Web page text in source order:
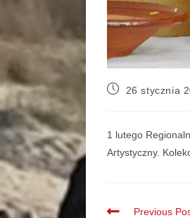
26 stycznia
1 lutego
Artystyczny.
Previous